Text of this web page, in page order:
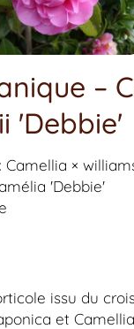
–
'Debbie'
Camellia ×
'Debbie'
issu du
et